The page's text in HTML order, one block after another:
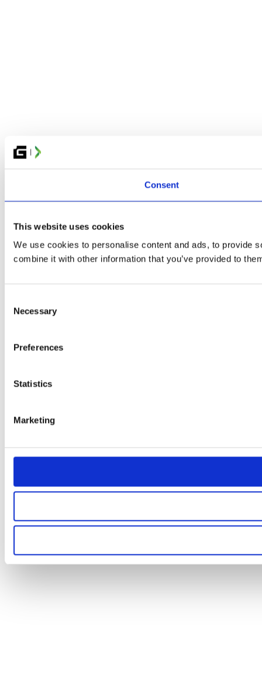
Consent
This website uses cookies
We use cookies to personalise content and ads, to provide
combine it with other information that you’ve provided to
Selection
Necessary
Preferences
Statistics
Marketing